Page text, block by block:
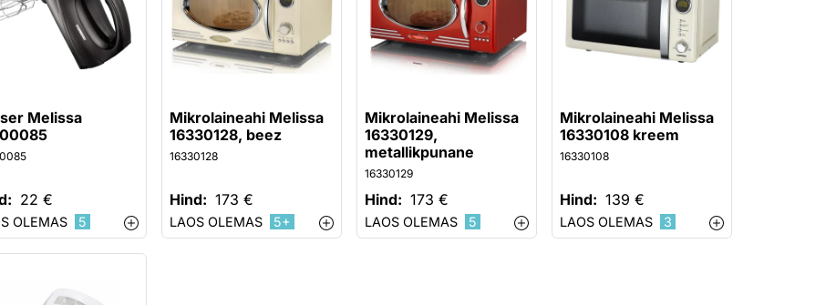
Melissa
22 €
OLEMAS 5
Mikrolaineahi Melissa
16330128, beez
16330128
Hind: 173 €
LAOS OLEMAS 5+
Mikrolaineahi Melissa
16330129,
metallikpunane
16330129
Hind: 173 €
LAOS OLEMAS 5
Mikrolaineahi Melissa
16330108 kreem
16330108
Hind: 139 €
LAOS OLEMAS 3